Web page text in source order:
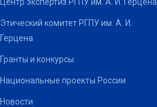
Этический комитет РГПУ им. А. И.
Герцена
Гранты и конкурсы
Национальные проекты России
Новости